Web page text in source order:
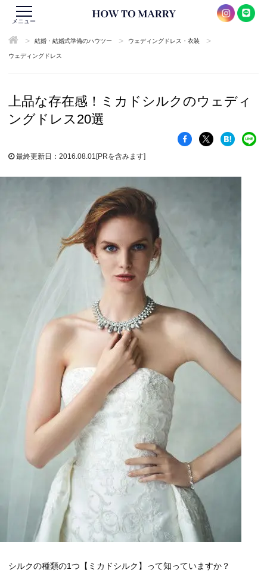
メニュー
> 結婚・結婚式準備のハウツー > ウェディングドレス・衣装 >
ウェディングドレス
上品な存在感！ミカドシルクのウェディ
ングドレス20選
最終更新日：2016.08.01 [PRを含みます]
シルクの種類の1つ【ミカドシルク】って知っていますか？